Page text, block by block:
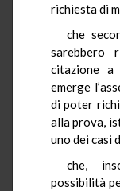
richiesta di
che
sarebbero
citazione a
emerge
di poter
alla prova,
uno dei casi
che,
possibilità